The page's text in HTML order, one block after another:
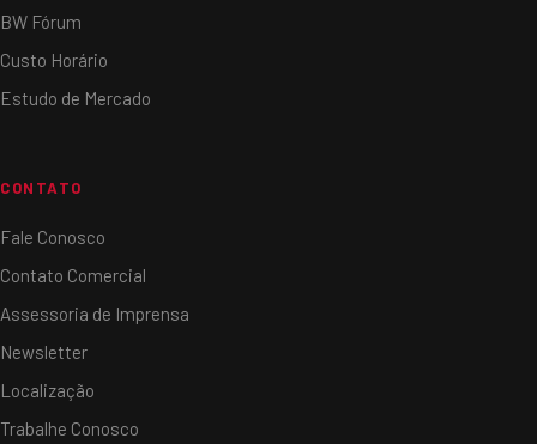
BW Fórum
Custo Horário
Estudo de Mercado
CONTATO
Fale Conosco
Contato Comercial
Assessoria de Imprensa
Newsletter
Localização
Trabalhe Conosco